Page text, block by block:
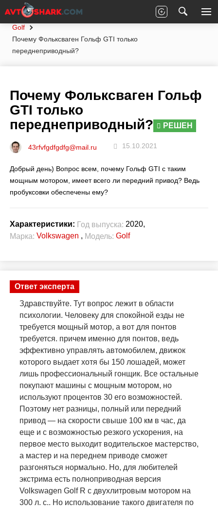
Главная Вопросы экспертам
Volkswagen
Golf
Почему Фольксваген Гольф GTI только
переднеприводный?
Почему Фольксваген Гольф
GTI только
переднеприводный?
РЕШЕН
43rfvfgdfgdfg@mail.ru 15.10.2021
Добрый день) Вопрос всем, почему Гольф GTI с таким
мощным мотором, имеет всего ли передний привод? Ведь
пробуксовки обеспечены ему?
Характеристики: Год выпуска: 2020,
Марка: Volkswagen , Модель: Golf
Ответ эксперта
Здравствуйте. Тут вопрос лежит в области
психологии. Человеку для спокойной езды не
требуется мощный мотор, а вот для понтов
требуется. причем именно для понтов, ведь
эффективно управлять автомобилем, движок
которого выдает хотя бы 150 лошадей, может
лишь профессиональный гонщик. Все остальные
покупают машины с мощным мотором, но
используют процентов 30 его возможностей.
Поэтому нет разницы, полный или передний
привод — на скорости свыше 100 км в час, да
еще и с возможностью резкого ускорения, на
первое место выходит водительское мастерство,
а мастер и на переднем приводе сможет
разгоняться нормально. Но, для любителей
экстрима есть полноприводная версия
Volkswagen Golf R с двухлитровым мотором на
300 л. с.. Но использование такого двигателя по